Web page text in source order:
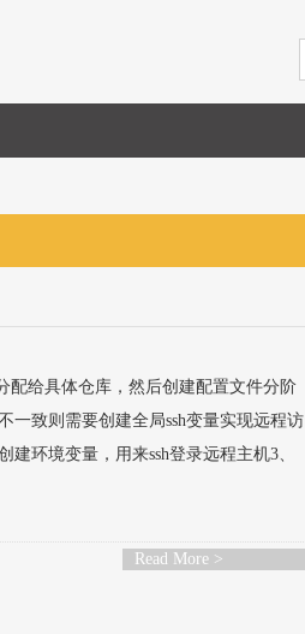
配给具体仓库，然后创建配置文件分阶
一致则需要创建全局ssh变量实现远程访
环境变量，用来ssh登录远程主机3、
Read More >